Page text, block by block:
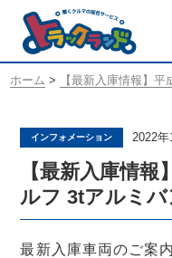
ホーム > 【最新入庫情報】
インフォメーション 2022年
【最新入庫情
ルフ 3tアルミバ
最新入庫車両のご案